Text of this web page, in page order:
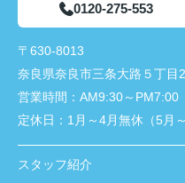
0120-275-553
〒630-8013
奈良県奈良市三条大路５丁目
営業時間： AM9:30～PM7:00
定休日： 1月～4月無休（5月
スタッフ紹介